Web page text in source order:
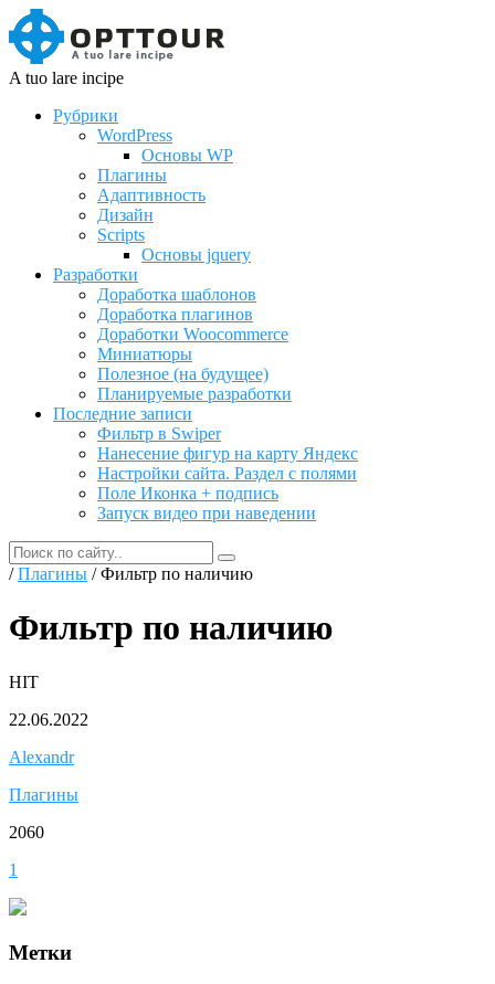
A tuo lare incipe
Рубрики
WordPress
Основы WP
Плагины
Адаптивность
Дизайн
Scripts
Основы jquery
Разработки
Доработка шаблонов
Доработка плагинов
Доработки Woocommerce
Миниатюры
Полезное (на будущее)
Планируемые разработки
Последние записи
Фильтр в Swiper
Нанесение фигур на карту Яндекс
Настройки сайта. Раздел с полями
Поле Иконка + подпись
Запуск видео при наведении
/Плагины / Фильтр по наличию
Фильтр по наличию
HIT
22.06.2022
Alexandr
Плагины
2060
1
Метки